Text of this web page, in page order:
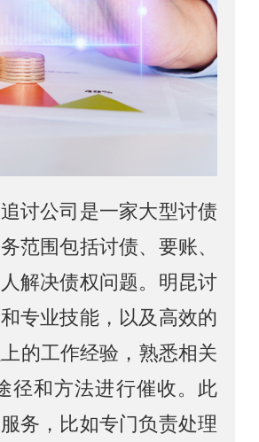
讨公司是一家大型讨债
范围包括讨债、要账、
解决债权问题。明昆讨
专业技能，以及高效的
的工作经验，熟悉相关
径和方法进行催收。此
务，比如专门负责处理